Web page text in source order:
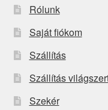
Rólunk
Saját fiókom
Szállítás
Szállítás
Szekér